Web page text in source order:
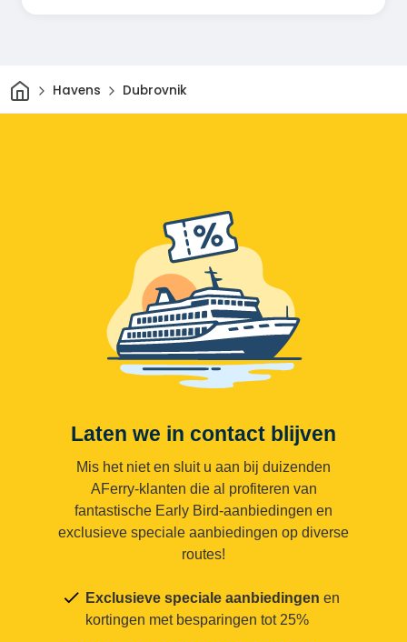
ThuisHavens Dubrovnik
Laten we in contact blijven
Mis het niet en sluit u aan bij duizenden
AFerry-klanten die al profiteren van
fantastische Early Bird-aanbiedingen en
exclusieve speciale aanbiedingen op diverse
routes!
Exclusieve speciale aanbiedingen en
kortingen met besparingen tot 25%